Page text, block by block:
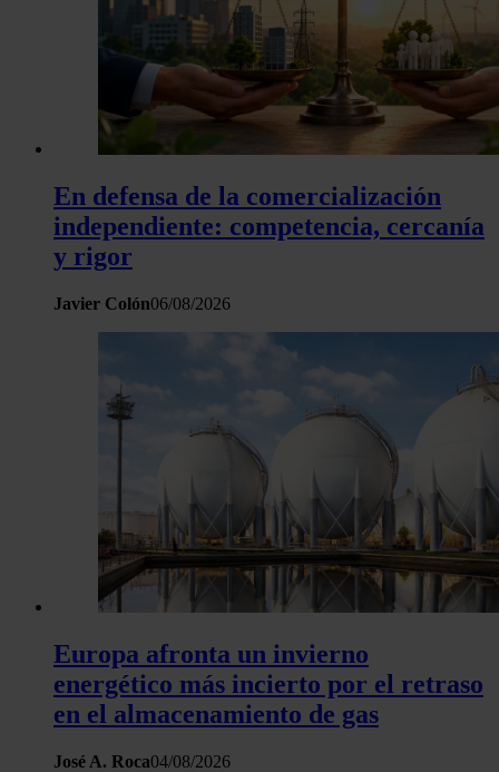
En defensa de la comercialización
independiente: competencia, cercanía
y rigor
Javier Colón06/08/2026
Europa afronta un invierno
energético más incierto por el retraso
en el almacenamiento de gas
José A. Roca04/08/2026